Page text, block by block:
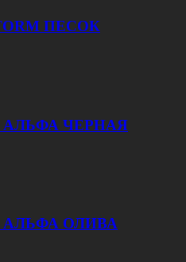
ПЕСОК
ЧЕРНАЯ
ОЛИВА